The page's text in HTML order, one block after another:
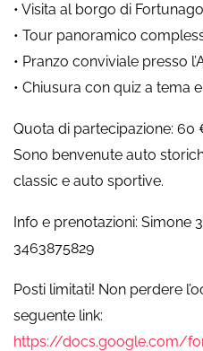
• Visita al borgo di
• Tour panoramico
• Pranzo conviviale presso
• Chiusura con quiz a tema
Quota di partecipazione: 60
Sono benvenute auto
classic e auto sportive.
Info e prenotazioni: Simone
3463875829
Posti limitati! Non perdere
seguente link:
https://docs.google.com/